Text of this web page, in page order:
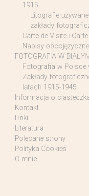
1915
Litografie
zakłady
Carte de Visite i
Napisy
FOTOGRAFIA W
Fotografia w Polsce
Zakłady
latach 1915-1945
Informacja o
Kontakt
Linki
Literatura
Polecane strony
Polityka Cookies
O mnie